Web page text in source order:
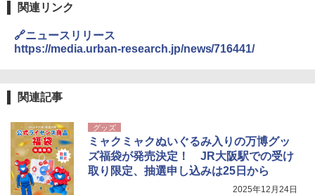
関連リンク
🔗ニュースリリース
https://media.urban-research.jp/news/716441/
関連記事
グッズ
ミャクミャクぬいぐるみ入りの万博グッ
ズ福袋が発売決定！ JR大阪駅での受け
取り限定、抽選申し込みは25日から
2025年12月24日